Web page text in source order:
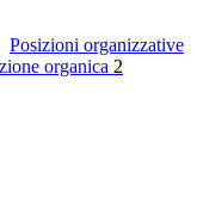
Posizioni organizzative
organica 2